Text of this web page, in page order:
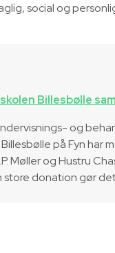
social og
Billesbølle
og
på Fyn har
Møller og Hustru
store donation gør